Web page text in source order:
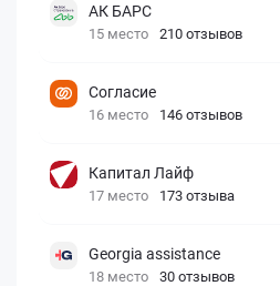
АК БАРС
15 место 210 отзывов
Согласие
16 место 146 отзывов
Капитал Лайф
17 место 173 отзыва
Georgia assistance
18 место 30 отзывов